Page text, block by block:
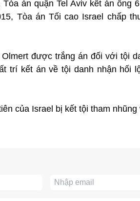
án quận Tel Aviv kết án ông
Tòa án Tối cao Israel chấp
được trắng án đối với tội
trí kết án về tội danh nhận hối
của Israel bị kết tội tham nhũng